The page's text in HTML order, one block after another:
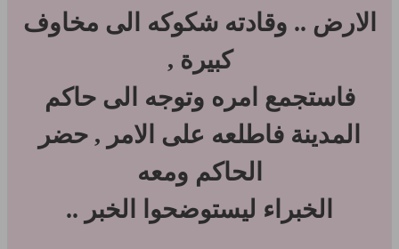
الارض .. وقادته شكوكه الى مخاوف
كبيرة ,
فاستجمع امره وتوجه الى حاكم
المدينة فاطلعه على الامر , حضر
الحاكم ومعه
الخبراء ليستوضحوا الخبر ..